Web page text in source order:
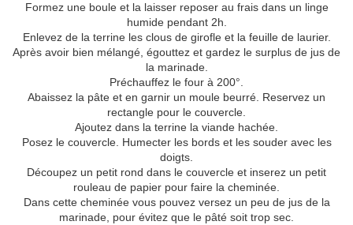
Formez une boule et la laisser reposer au frais dans un linge
humide pendant 2h.
Enlevez de la terrine les clous de girofle et la feuille de laurier.
Après avoir bien mélangé, égouttez et gardez le surplus de jus de
la marinade.
Préchauffez le four à 200°.
Abaissez la pâte et en garnir un moule beurré. Reservez un
rectangle pour le couvercle.
Ajoutez dans la terrine la viande hachée.
Posez le couvercle. Humecter les bords et les souder avec les
doigts.
Découpez un petit rond dans le couvercle et inserez un petit
rouleau de papier pour faire la cheminée.
Dans cette cheminée vous pouvez versez un peu de jus de la
marinade, pour évitez que le pâté soit trop sec.